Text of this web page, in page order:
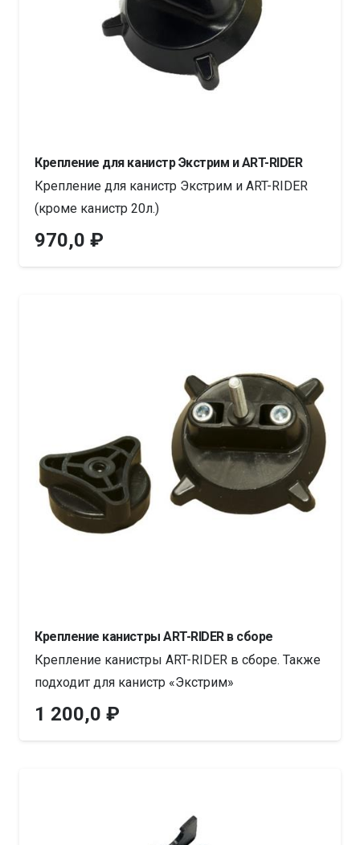
Крепление для канистр Экстрим и ART-RIDER
Крепление для канистр Экстрим и ART-RIDER
(кроме канистр 20л.)
970,0₽
Крепление канистры ART-RIDER в сборе
Крепление канистры ART-RIDER в сборе. Также
подходит для канистр «Экстрим»
1 200,0₽